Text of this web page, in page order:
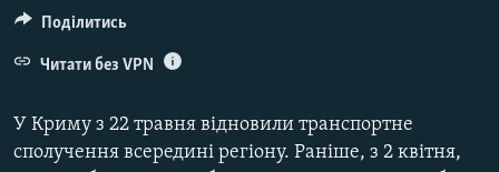
Перейти
пошуку
ПОГЛЯД
ІНТЕРВ'Ю
СПЕЦПРОЕКТИ
У Криму з 22 травня відновили транспортне
сполучення всередині регіону. Раніше, з 2 квітня,
Поділитись
Читати без VPN